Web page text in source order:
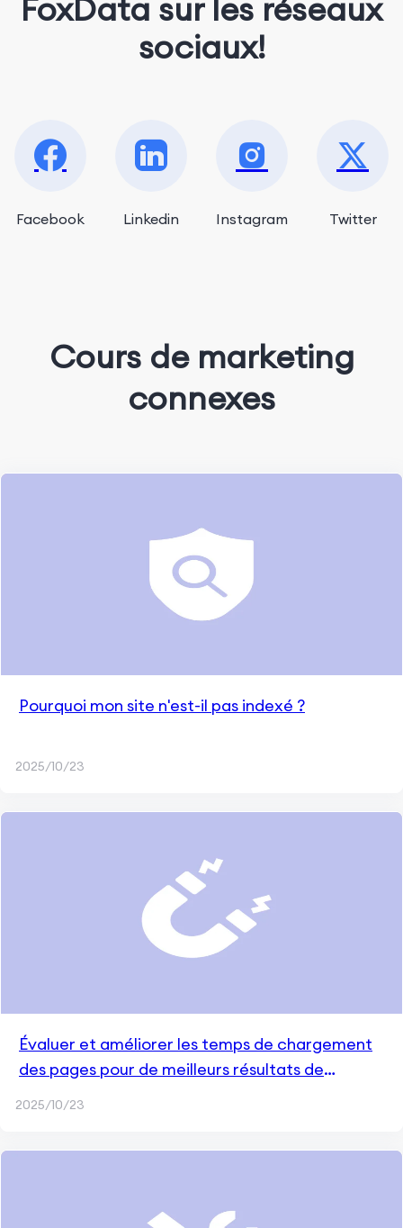
FoxData sur les réseaux
sociaux!
Facebook Linkedin Instagram Twitter
Cours de marketing
connexes
Pourquoi mon site n'est-il pas indexé ?
2025/10/23
Évaluer et améliorer les temps de chargement
des pages pour de meilleurs résultats de
2025/10/23